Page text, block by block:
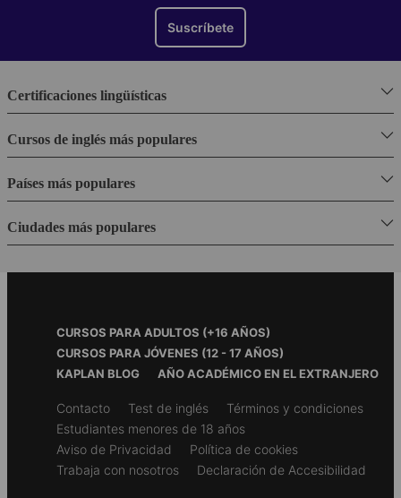
Suscríbete
Certificaciones lingüísticas
Cursos de inglés más populares
Países más populares
Ciudades más populares
Footer
Menu
CURSOS PARA ADULTOS (+16 AÑOS)
CURSOS PARA JÓVENES (12 - 17 AÑOS)
KAPLAN BLOG
AÑO ACADÉMICO EN EL EXTRANJERO
Secondary
footer
Contacto Test de inglés
Términos y condiciones
Estudiantes menores de 18 años
Aviso de Privacidad
Política de cookies
Trabaja con nosotros
Declaración de Accesibilidad